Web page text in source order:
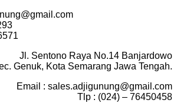
Jl. Sentono Raya No.14 Banjardowo
Genuk, Kota Semarang Jawa Tengah.
Email : sales.adjigunung@gmail.com
Tlp : (024) – 76450458